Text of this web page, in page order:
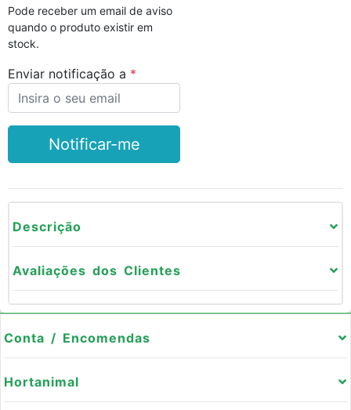
Pode receber um email de aviso
quando o produto existir em
stock.
Enviar notificação a
Notificar-me
Descrição
Avaliações dos Clientes
Conta / Encomendas
Hortanimal